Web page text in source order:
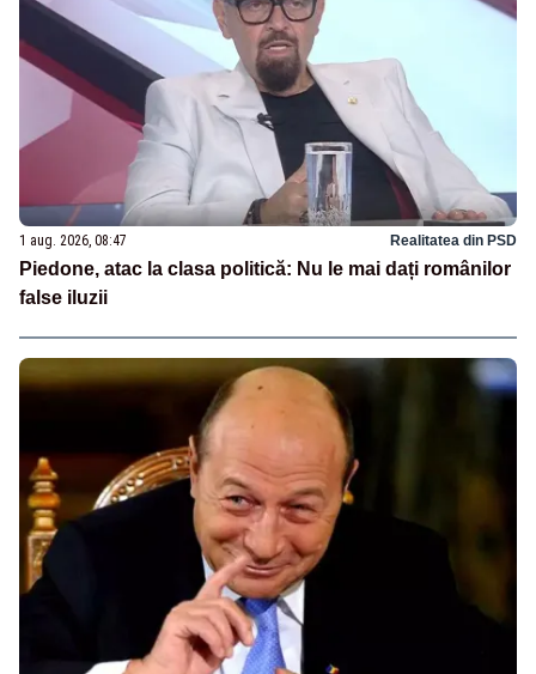
1 aug. 2026, 08:47 Realitatea din PSD
Piedone, atac la clasa politică: Nu le mai dați românilor
false iluzii